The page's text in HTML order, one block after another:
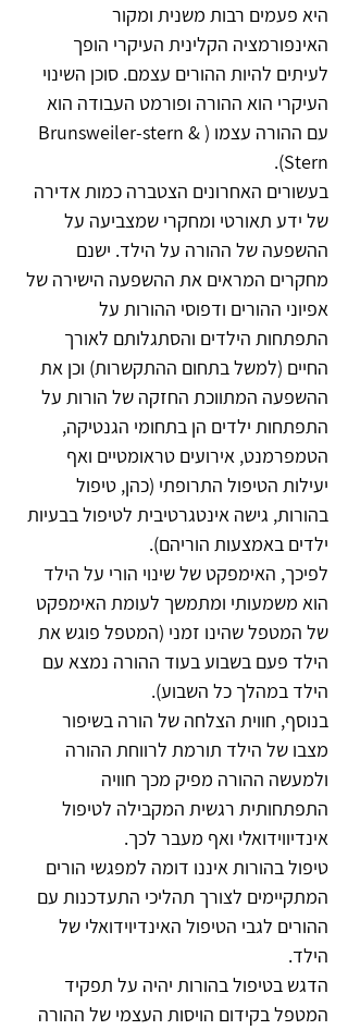
היא פעמים רבות משנית ומקור
האינפורמציה הקלינית העיקרי הופך
לעיתים להיות ההורים עצמם. סוכן השינוי
העיקרי הוא ההורה ופורמט העבודה הוא
עם ההורה עצמו (Brunsweiler-stern &
Stern).
בעשורים האחרונים הצטברה כמות אדירה
של ידע תאורטי ומחקרי שמצביעה על
ההשפעה של ההורה על הילד. ישנם
מחקרים המראים את ההשפעה הישירה של
אפיוני ההורים ודפוסי ההורות על
התפתחות הילדים והסתגלותם לאורך
החיים (למשל בתחום ההתקשרות) וכן את
ההשפעה המתווכת החזקה של הורות על
התפתחות ילדים הן בתחומי הגנטיקה,
הטמפרמנט, אירועים טראומטיים ואף
יעילות הטיפול התרופתי (כהן, טיפול
בהורות, גישה אינטגרטיבית לטיפול בבעיות
ילדים באמצעות הוריהם).
לפיכך, האימפקט של שינוי הורי על הילד
הוא משמעותי ומתמשך לעומת האימפקט
של המטפל שהינו זמני (המטפל פוגש את
הילד פעם בשבוע בעוד ההורה נמצא עם
הילד במהלך כל השבוע).
בנוסף, חווית הצלחה של הורה בשיפור
מצבו של הילד תורמת לרווחת ההורה
ולמעשה ההורה מפיק מכך חוויה
התפתחותית רגשית המקבילה לטיפול
אינדיווידואלי ואף מעבר לכך.
טיפול בהורות איננו דומה למפגשי הורים
המתקיימים לצורך תהליכי התעדכנות עם
ההורים לגבי הטיפול האינדיוידואלי של
הילד.
הדגש בטיפול בהורות יהיה על תפקיד
המטפל בקידום הויסות העצמי של ההורה